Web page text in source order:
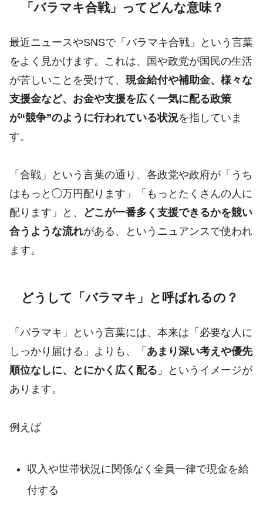
「バラマキ合戦」ってどんな意味？
最近ニュースやSNSで「バラマキ合戦」という言葉
をよく見かけます。これは、国や政党が国民の生活
が苦しいことを受けて、 現金給付や補助金、様々な
支援金など、お金や支援を広く一気に配る政策
が“競争”のように行われている状況を指していま
す。
「合戦」という言葉の通り、各政党や政府が「うち
はもっと◯万円配ります」「もっとたくさんの人に
配ります」と、 どこが一番多く支援できるかを競い
合うような流れがある、というニュアンスで使われ
ます。
どうして「バラマキ」と呼ばれるの？
「バラマキ」という言葉には、本来は「必要な人に
しっかり届ける」よりも、「 あまり深い考えや優先
順位なしに、とにかく広く配る 」というイメージが
あります。
例えば
収入や世帯状況に関係なく全員一律で現金を給
付する